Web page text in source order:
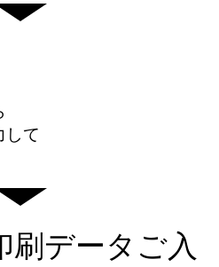
して
刷データご入